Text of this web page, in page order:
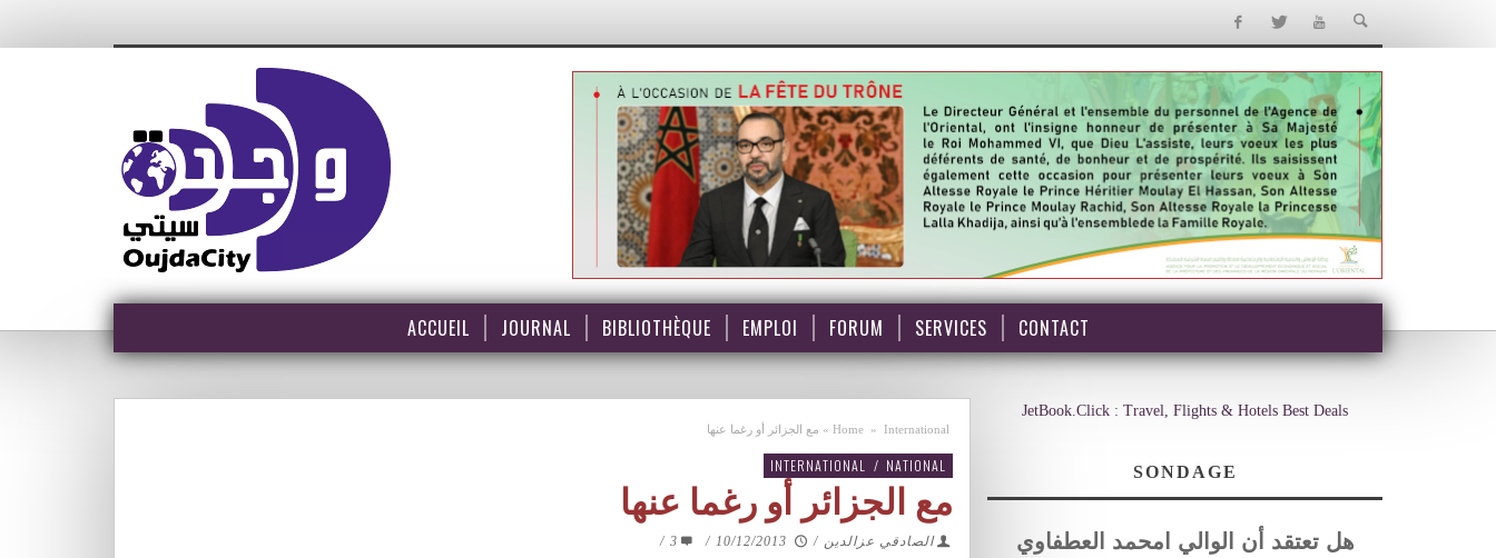
ACCUEIL JOURNAL BIBLIOTHÈQUE EMPLOI FORUM SERVICES CONTACT
Home » International
» مع الجزائر أو رغما عنها
INTERNATIONAL / NATIONAL
مع الجزائر أو رغما عنها
الصادقي عزالدين /
10/12/2013
/
3
/
JetBook.Click : Travel, Flights & Hotels Best Deals
SONDAGE
هل تعتقد أن الوالي امحمد العطفاوي